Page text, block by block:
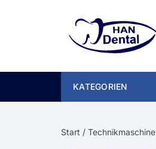
KATEGORIEN
Start / Technikmaschine